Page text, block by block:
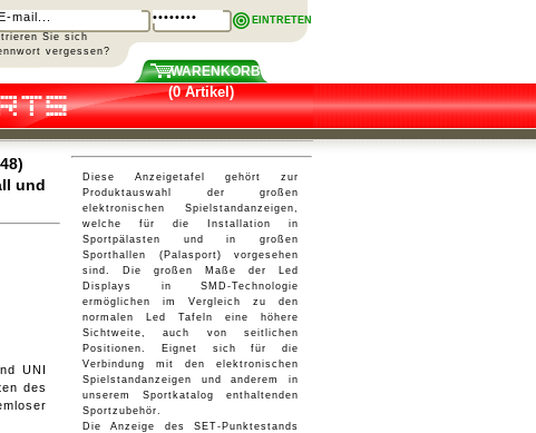
EINTRETEN
Sie sich
vergessen?
WARENKORB
(0 Artikel)
Diese Anzeigetafel gehört zur
Produktauswahl der großen
elektronischen Spielstandanzeigen,
welche für die Installation in
Sportpälasten und in großen
Sporthallen (Palasport) vorgesehen
sind. Die großen Maße der Led
Displays in SMD-Technologie
ermöglichen im Vergleich zu den
normalen Led Tafeln eine höhere
Sichtweite, auch von seitlichen
Positionen. Eignet sich für die
Verbindung mit den elektronischen
Spielstandanzeigen und anderem in
unserem Sportkatalog enthaltenden
Sportzubehör.
Die Anzeige des SET-Punktestands
und
UNI
des